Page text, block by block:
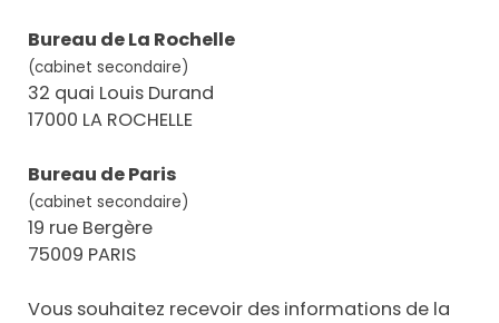
Bureau de La Rochelle
(cabinet secondaire)
32 quai Louis Durand
17000 LA ROCHELLE
Bureau de Paris
(cabinet secondaire)
19 rue Bergère
75009 PARIS
Vous souhaitez recevoir des informations de la